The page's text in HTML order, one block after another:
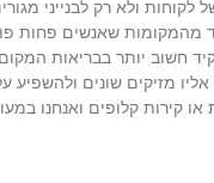
ולא רק לבנייני
מהמקומות שאנשים פחות
חשוב יותר בבריאות
מזיקים שונים ולהשפיע
קירות קלופים ואנחנו